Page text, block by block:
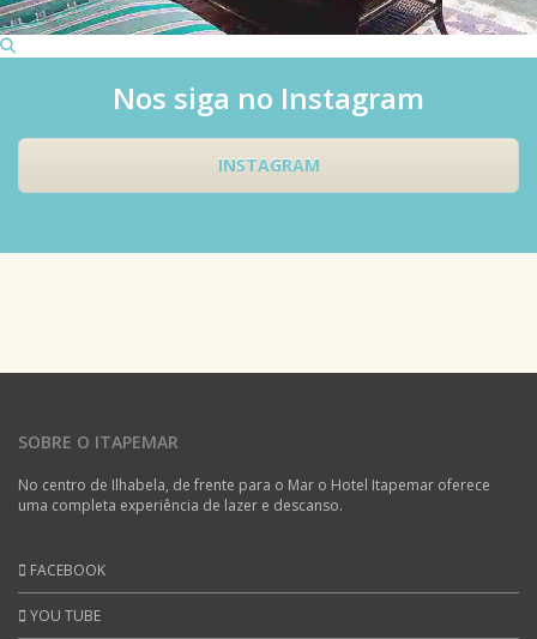
Nos siga no Instagram
INSTAGRAM
SOBRE O ITAPEMAR
No centro de Ilhabela, de frente para o Mar o Hotel Itapemar oferece
uma completa experiência de lazer e descanso.
FACEBOOK
YOU TUBE